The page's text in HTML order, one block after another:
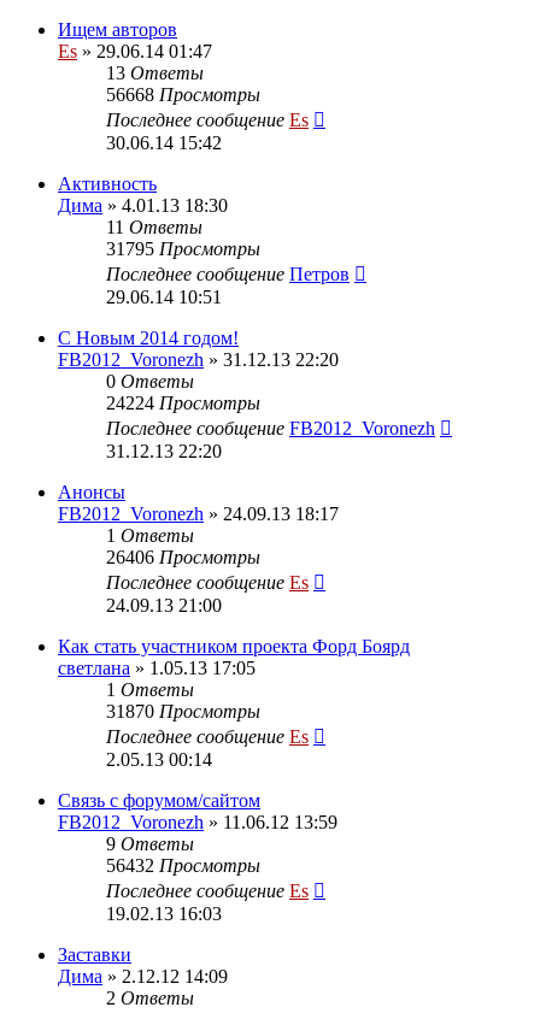
Ищем авторов
Es » 29.06.14 01:47
13 Ответы
56668 Просмотры
Последнее сообщение Es
30.06.14 15:42
Активность
Дима » 4.01.13 18:30
11 Ответы
31795 Просмотры
Последнее сообщение Петров
29.06.14 10:51
С Новым 2014 годом!
FB2012_Voronezh » 31.12.13 22:20
0 Ответы
24224 Просмотры
Последнее сообщение FB2012_Voronezh
31.12.13 22:20
Анонсы
FB2012_Voronezh » 24.09.13 18:17
1 Ответы
26406 Просмотры
Последнее сообщение Es
24.09.13 21:00
Как стать участником проекта Форд Боярд
светлана » 1.05.13 17:05
1 Ответы
31870 Просмотры
Последнее сообщение Es
2.05.13 00:14
Cвязь с форумом/сайтом
FB2012_Voronezh » 11.06.12 13:59
9 Ответы
56432 Просмотры
Последнее сообщение Es
19.02.13 16:03
Заставки
Дима » 2.12.12 14:09
2 Ответы